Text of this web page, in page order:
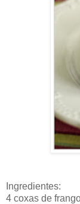
Ingredientes:
4 coxas de